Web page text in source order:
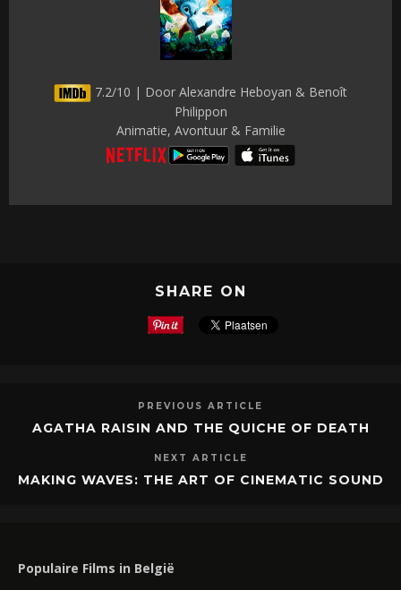
7.2/10 | Door Alexandre Heboyan & Benoît
Philippon
Animatie, Avontuur & Familie
SHARE ON
PREVIOUS ARTICLE
AGATHA RAISIN AND THE QUICHE OF DEATH
NEXT ARTICLE
MAKING WAVES: THE ART OF CINEMATIC SOUND
Populaire Films in België